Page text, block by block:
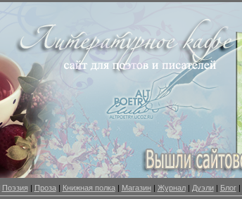
Поэзия | Проза| Книжная полка| Магазин| Журнал| Дуэли| Блог|